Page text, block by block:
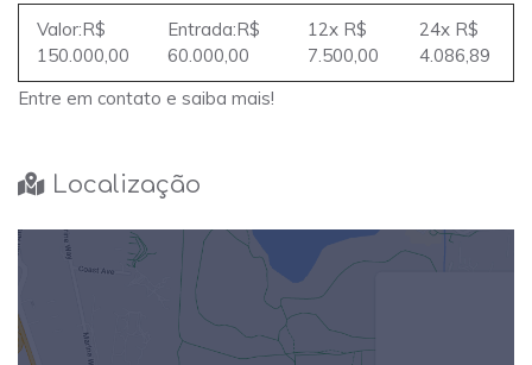
Valor:R$
150.000,00
Entrada:R$
60.000,00
12x R$
7.500,00
24x R$
4.086,89
Entre em contato e saiba mais!
Localização